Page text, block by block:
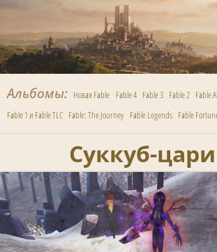
Альбомы Новая Fable Fable 4 Fable 3 Fable 2 Fable
Fable 1 и Fable TLC Fable: The Journey Fable Legends Fable
Суккуб-